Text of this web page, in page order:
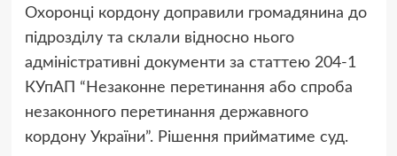
Охоронці кордону доправили громадянина до
підрозділу та склали відносно нього
адміністративні документи за статтею 204-1
КУпАП “Незаконне перетинання або спроба
незаконного перетинання державного
кордону України”. Рішення прийматиме суд.